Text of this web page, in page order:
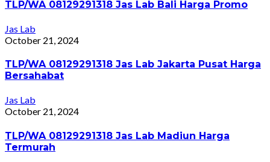
TLP/WA 08129291318 Jas Lab Bali Harga Promo
Jas Lab
October 21, 2024
TLP/WA 08129291318 Jas Lab Jakarta Pusat Harga
Bersahabat
Jas Lab
October 21, 2024
TLP/WA 08129291318 Jas Lab Madiun Harga
Termurah